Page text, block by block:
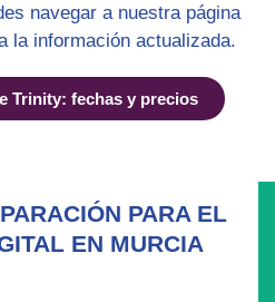
navegar a nuestra página
la información actualizada.
Trinity: fechas y precios
PARA EL
EN MURCIA